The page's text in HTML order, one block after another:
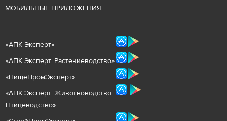
МОБИЛЬНЫЕ ПРИЛОЖЕНИЯ
«АПК Эксперт»
«АПК Эксперт. Растениеводство»
«ПищеПромЭксперт»
«АПК Эксперт: Животноводство.
Птицеводство»